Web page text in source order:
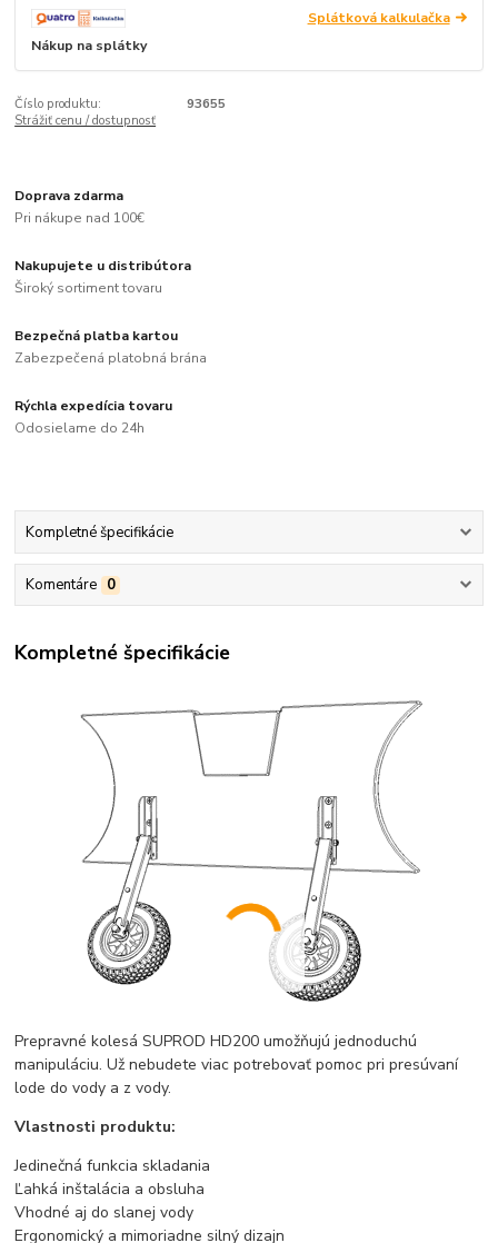
Splátková kalkulačka
Nákup na splátky
Číslo produktu:
93655
Strážiť cenu / dostupnosť
Doprava zdarma
Pri nákupe nad 100€
Nakupujete u distribútora
Široký sortiment tovaru
Bezpečná platba kartou
Zabezpečená platobná brána
Rýchla expedícia tovaru
Odosielame do 24h
Kompletné špecifikácie
Komentáre 0
Kompletné špecifikácie
Prepravné kolesá SUPROD HD200 umožňujú jednoduchú
manipuláciu. Už nebudete viac potrebovať pomoc pri presúvaní
lode do vody a z vody.
Vlastnosti produktu:
Jedinečná funkcia skladania
Ľahká inštalácia a obsluha
Vhodné aj do slanej vody
Ergonomický a mimoriadne silný dizajn